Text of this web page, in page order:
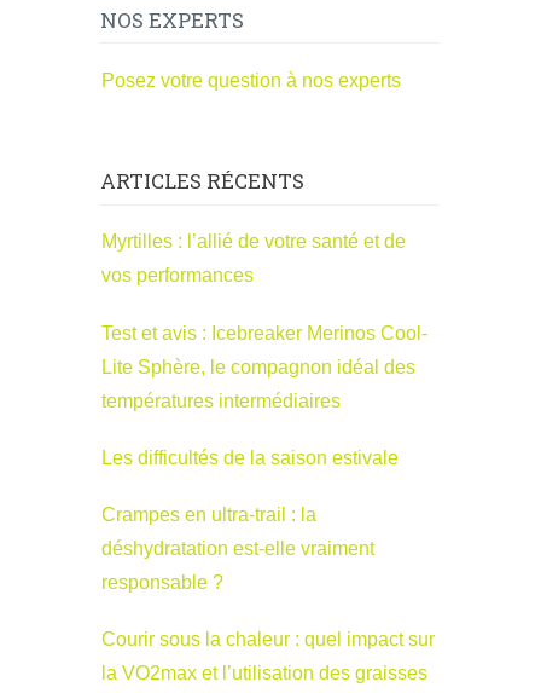
NOS EXPERTS
Posez votre question à nos experts
ARTICLES RÉCENTS
Myrtilles : l’allié de votre santé et de
vos performances
Test et avis : Icebreaker Merinos Cool-
Lite Sphère, le compagnon idéal des
températures intermédiaires
Les difficultés de la saison estivale
Crampes en ultra-trail : la
déshydratation est-elle vraiment
responsable ?
Courir sous la chaleur : quel impact sur
la VO2max et l’utilisation des graisses